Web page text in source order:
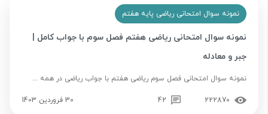
نمونه سوال امتحانی ریاضی پایه هفتم
نمونه سوال امتحانی ریاضی هفتم فصل سوم با جواب کامل |
جبر و معادله
نمونه سوال امتحانی فصل سوم ریاضی هفتم با جواب ریاضی در همه ...
222870
42 30 فروردین 1403